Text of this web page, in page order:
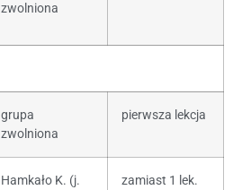
zwolniona
grupa
zwolniona
pierwsza lekcja
Hamkało K. (j.
zamiast 1 lek.